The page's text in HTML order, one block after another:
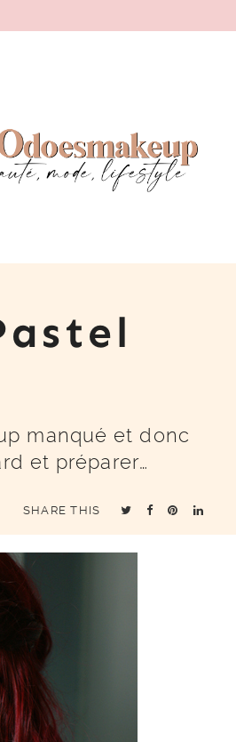
manqué et donc
et préparer…
SHARE THIS